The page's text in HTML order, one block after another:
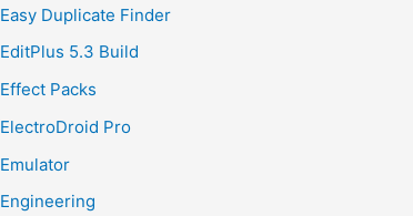
Easy Duplicate Finder
EditPlus 5.3 Build
Effect Packs
ElectroDroid Pro
Emulator
Engineering